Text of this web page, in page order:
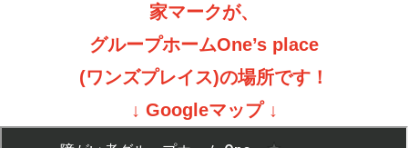
家マークが、
グループホームOne’s place
(ワンズプレイス)の場所です！
↓ Googleマップ ↓